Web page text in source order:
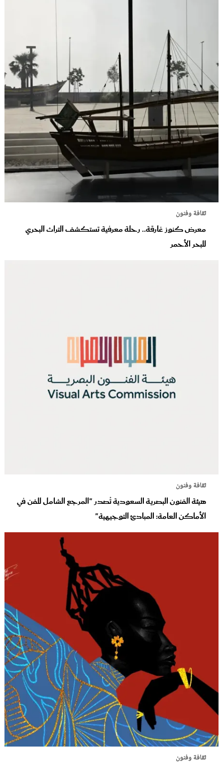
ثقافة وفنون
معرض كنوز غارقة.. رحلة معرفية تستكشف التراث البحري
للبحر الأحمر
ثقافة وفنون
هيئة الفنون البصرية السعودية تُصدر "المرجع الشامل للفن في
الأماكن العامة: المبادئ التوجيهية"
ثقافة وفنون